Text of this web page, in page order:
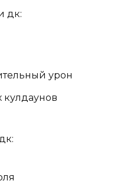
дк:
урон
кулдаунов